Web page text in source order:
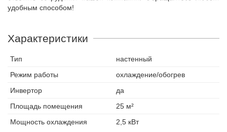
удобным способом!
Характеристики
Тип
настенный
Режим работы
охлаждение/обогрев
Инвертор
да
Площадь помещения
25 м²
Мощность охлаждения
2,5 кВт